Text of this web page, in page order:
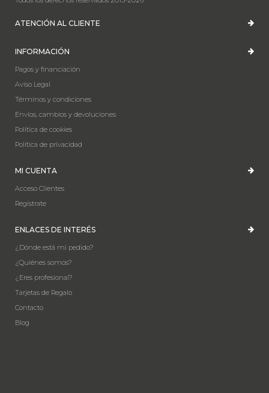
ATENCIÓN AL CLIENTE
INFORMACIÓN
Pagos y financiación
Aviso Legal
Términos y condiciones
Envíos, cambios y devoluciones
Política de cookies
Política de privacidad
MI CUENTA
Acceso Clientes
Registrate
ENLACES DE INTERÉS
¿Dónde está mi pedido?
¿Quiénes somos?
¿Eres profesional?
Tarjetas de Regalo
Contacto
Blog